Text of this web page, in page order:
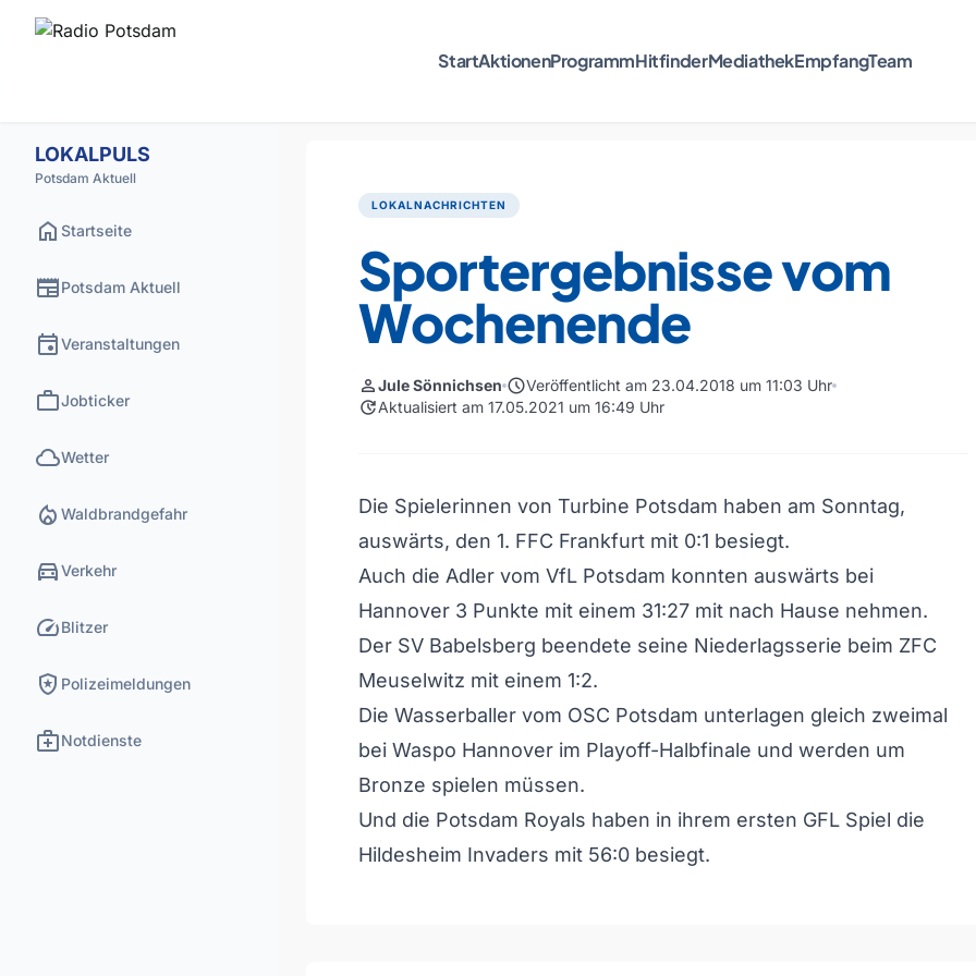
StartAktionenProgrammHitfinderMediathekEmpfangTeam
LOKALPULS
Potsdam Aktuell
home Startseite
newspaperPotsdam Aktuell
eventVeranstaltungen
workJobticker
cloudWetter
local_fire_department Waldbrandgefahr
directions_carVerkehr
speedBlitzer
local_police Polizeimeldungen
medical_servicesNotdienste
LOKALNACHRICHTEN
Sportergebnisse vom
Wochenende
personJule Sönnichsen scheduleVeröffentlicht am 23.04.2018 um 11:03 Uhr
updateAktualisiert am 17.05.2021 um 16:49 Uhr
Die Spielerinnen von Turbine Potsdam haben am Sonntag,
auswärts, den 1. FFC Frankfurt mit 0:1 besiegt.
Auch die Adler vom VfL Potsdam konnten auswärts bei
Hannover 3 Punkte mit einem 31:27 mit nach Hause nehmen.
Der SV Babelsberg beendete seine Niederlagsserie beim ZFC
Meuselwitz mit einem 1:2.
Die Wasserballer vom OSC Potsdam unterlagen gleich zweimal
bei Waspo Hannover im Playoff-Halbfinale und werden um
Bronze spielen müssen.
Und die Potsdam Royals haben in ihrem ersten GFL Spiel die
Hildesheim Invaders mit 56:0 besiegt.